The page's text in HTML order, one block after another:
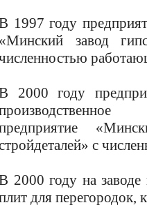
1997 году
«Минский завод
2000 году
с
2000 году на заводе
для перегородок,